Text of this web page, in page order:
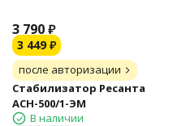
3 790₽
3 449 ₽
после авторизации
Стабилизатор Ресанта
АСН-500/1-ЭМ
В наличии